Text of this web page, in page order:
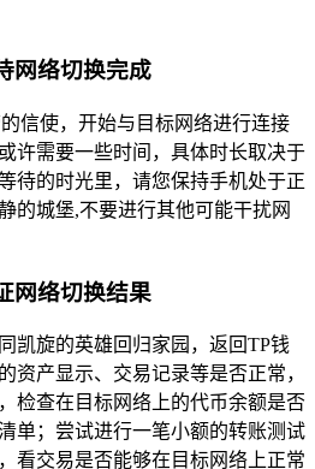
网络切换完成
信使，开始与目标网络进行连接
许需要一些时间，具体时长取决于
待的时光里，请您保持手机处于正
的城堡,不要进行其他可能干扰网
网络切换结果
凯旋的英雄回归家园，返回TP钱
资产显示、交易记录等是否正常，
检查在目标网络上的代币余额是否
单；尝试进行一笔小额的转账测试
看交易是否能够在目标网络上正常